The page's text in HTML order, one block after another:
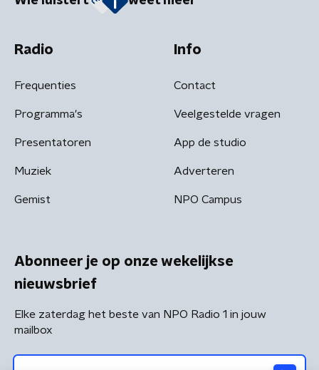
Radio
Frequenties
Programma's
Presentatoren
Muziek
Gemist
Info
Contact
Veelgestelde vragen
App de studio
Adverteren
NPO Campus
Abonneer je op onze wekelijkse
nieuwsbrief
Elke zaterdag het beste van NPO Radio 1 in jouw
mailbox